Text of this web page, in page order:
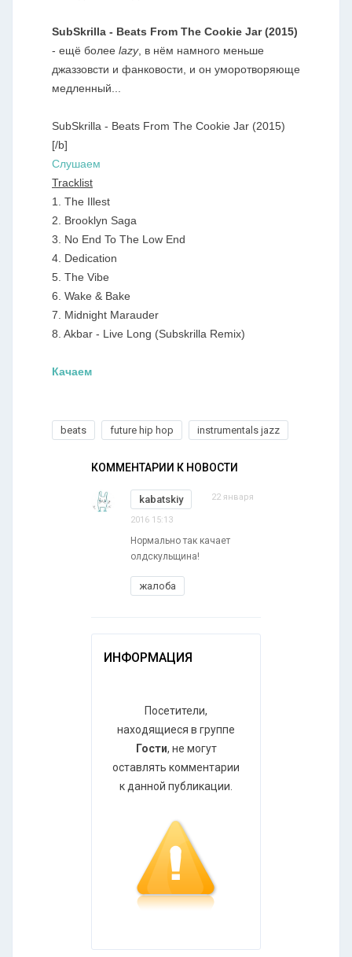
SubSkrilla - Beats From The Cookie Jar (2015)
- ещё более lazy, в нём намного меньше
джаззовсти и фанковости, и он уморотворяюще
медленный...
SubSkrilla - Beats From The Cookie Jar (2015)
[/b]
Слушаем
Tracklist
1. The Illest
2. Brooklyn Saga
3. No End To The Low End
4. Dedication
5. The Vibe
6. Wake & Bake
7. Midnight Marauder
8. Akbar - Live Long (Subskrilla Remix)
Качаем
beats future hip hop instrumentals jazz
КОММЕНТАРИИ К НОВОСТИ
kabatskiy 22 января
2016 15:13
Нормально так качает
олдскульщина!
жалоба
ИНФОРМАЦИЯ
Посетители,
находящиеся в группе
Гости, не могут
оставлять комментарии
к данной публикации.